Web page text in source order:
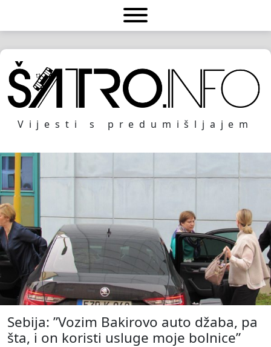
Vijesti s predumišljajem
Sebija: ”Vozim Bakirovo auto džaba, pa
šta, i on koristi usluge moje bolnice”